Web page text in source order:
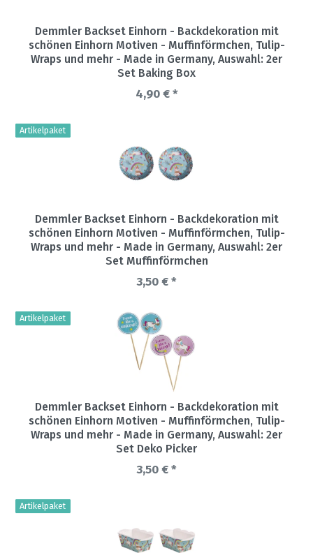
Demmler Backset Einhorn - Backdekoration mit
schönen Einhorn Motiven - Muffinförmchen, Tulip-
Wraps und mehr - Made in Germany, Auswahl: 2er
Set Baking Box
4,90 € *
Artikelpaket
Demmler Backset Einhorn - Backdekoration mit
schönen Einhorn Motiven - Muffinförmchen, Tulip-
Wraps und mehr - Made in Germany, Auswahl: 2er
Set Muffinförmchen
3,50 € *
Artikelpaket
Demmler Backset Einhorn - Backdekoration mit
schönen Einhorn Motiven - Muffinförmchen, Tulip-
Wraps und mehr - Made in Germany, Auswahl: 2er
Set Deko Picker
3,50 € *
Artikelpaket